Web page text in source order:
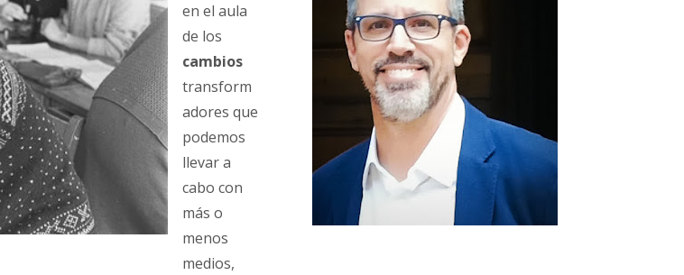
en el aula
de los
cambios
transform
adores que
podemos
llevar a
cabo con
más o
menos
medios,